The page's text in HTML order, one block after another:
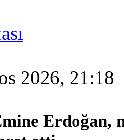
2026, 21:18
Erdoğan,